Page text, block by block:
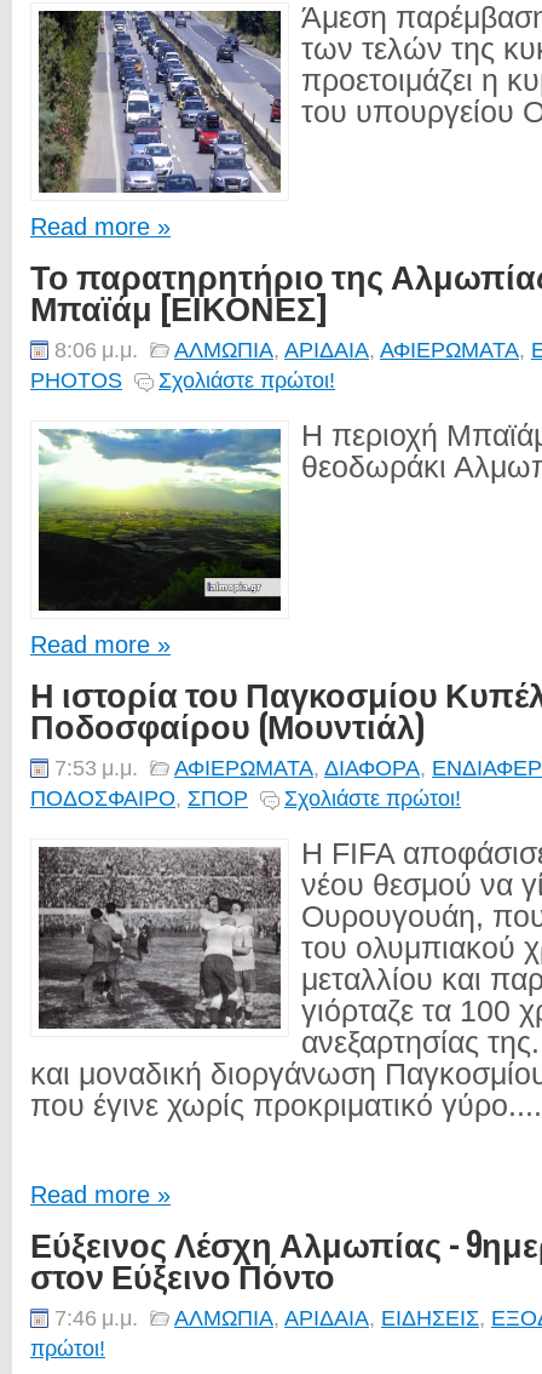
Άμεση
των τελών της
προετοιμάζει η
του υπουργείου
Read more »
Το παρατηρητήριο της
Μπαϊάμ [ΕΙΚΟΝΕΣ]
8:06 μ.μ. ΑΛΜΩΠΙΑ, ΑΡΙΔΑΙΑ, ΑΦΙΕΡΩΜΑΤΑ,
PHOTOS
Σχολιάστε πρώτοι!
Η περιοχή
θεοδωράκι
Read more »
Η ιστορία του Παγκοσμίου
Ποδοσφαίρου (Μουντιάλ)
7:53 μ.μ. ΑΦΙΕΡΩΜΑΤΑ, ΔΙΑΦΟΡΑ,
ΠΟΔΟΣΦΑΙΡΟ, ΣΠΟΡ Σχολιάστε πρώτοι!
Η FIFA
νέου θεσμού να
Ουρουγουάη,
του ολυμπιακού
μεταλλίου και
γιόρταζε τα 100
ανεξαρτησίας
και μοναδική διοργάνωση
που έγινε χωρίς προκριματικό γύρο....
Read more »
Εύξεινος Λέσχη Αλμωπίας -
στον Εύξεινο Πόντο
7:46 μ.μ. ΑΛΜΩΠΙΑ, ΑΡΙΔΑΙΑ, ΕΙΔΗΣΕΙΣ,
πρώτοι!